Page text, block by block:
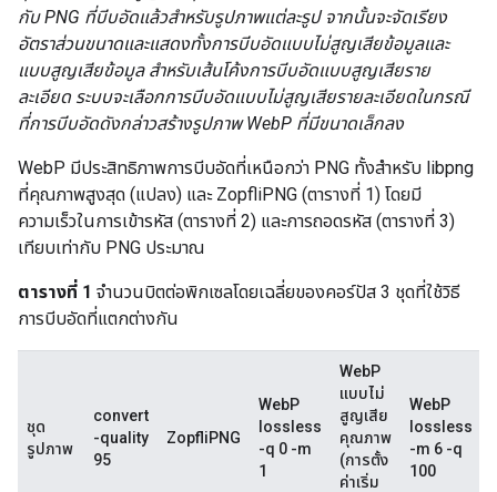
กับ PNG ที่บีบอัดแล้วสําหรับรูปภาพแต่ละรูป จากนั้นจะจัดเรียง
อัตราส่วนขนาดและแสดงทั้งการบีบอัดแบบไม่สูญเสียข้อมูลและ
แบบสูญเสียข้อมูล สำหรับเส้นโค้งการบีบอัดแบบสูญเสียราย
ละเอียด ระบบจะเลือกการบีบอัดแบบไม่สูญเสียรายละเอียดในกรณี
ที่การบีบอัดดังกล่าวสร้างรูปภาพ WebP ที่มีขนาดเล็กลง
WebP มีประสิทธิภาพการบีบอัดที่เหนือกว่า PNG ทั้งสำหรับ libpng
ที่คุณภาพสูงสุด (แปลง) และ ZopfliPNG (ตารางที่ 1) โดยมี
ความเร็วในการเข้ารหัส (ตารางที่ 2) และการถอดรหัส (ตารางที่ 3)
เทียบเท่ากับ PNG ประมาณ
ตารางที่ 1 จำนวนบิตต่อพิกเซลโดยเฉลี่ยของคอร์ปัส 3 ชุดที่ใช้วิธี
การบีบอัดที่แตกต่างกัน
ชุด
รูปภาพ
convert
-quality
95
ZopfliPNG
WebP
lossless
-q 0 -m
1
WebP
แบบไม่
สูญเสีย
คุณภาพ
(การตั้ง
ค่าเริ่ม
WebP
lossless
-m 6 -q
100